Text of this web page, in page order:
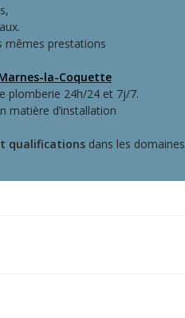
mêmes prestations
la-Coquette
plomberie 24h/24 et 7j/7.
matière d’installation
qualifications dans les domaines